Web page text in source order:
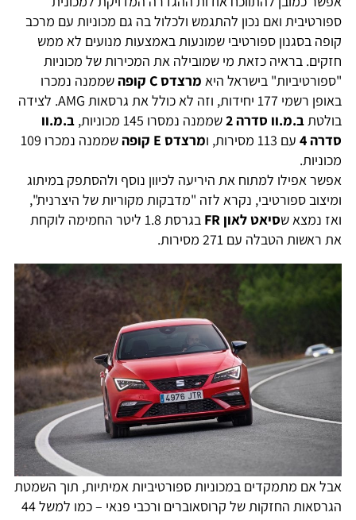
ספורטיבית ואם נכון להתגמש ולכלול בה גם מכוניות עם מרכב
קופה בסגנון ספורטיבי שמונעות באמצעות מנועים לא ממש
חזקים. בראיה כזאת מי שמובילה את המכירות של מכוניות
"ספורטיביות" בישראל היא מרצדסC קופהשממנה נמכרו
באופן רשמי 177 יחידות, וזה לא כולל את גרסאות AMG. לצידה
בולטת ב.מ.וו סדרה 2 שממנה נמסרו 145 מכוניות,
ב.מ.וו
סדרה 4
עם 113 מסירות, ו מרצדס E קופה
שממנה נמכרו 109
מכוניות.
אפשר אפילו למתוח את היריעה לכיוון נוסף ולהסתפק במיתוג
ומיצוב ספורטיבי, נקרא לזה "מדבקות מקוריות של היצרנית",
ואז נמצא שסיאט לאון FR
בגרסת 1.8 ליטר החמימה לוקחת
את ראשות הטבלה עם 271 מסירות.
אבל אם מתמקדים במכוניות ספורטיביות אמיתיות, תוך השמטת
הגרסאות החזקות של קרוסאוברים ורכבי פנאי – כמו למשל 44